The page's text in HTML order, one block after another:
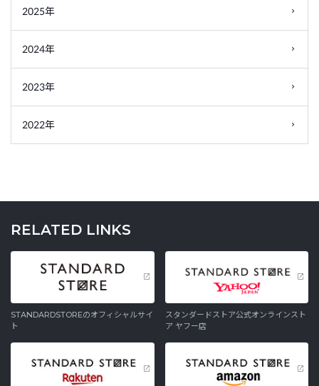
2025年
2024年
2023年
2022年
RELATED LINKS
STANDARDSTOREのオフィシャルサイ
ト
スタンダードストア公式オンラインスト
ア ヤフー店